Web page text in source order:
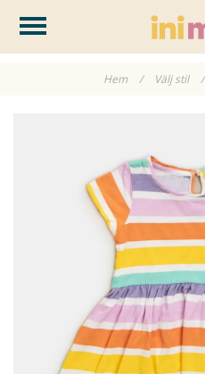
Hem / Välj stil /